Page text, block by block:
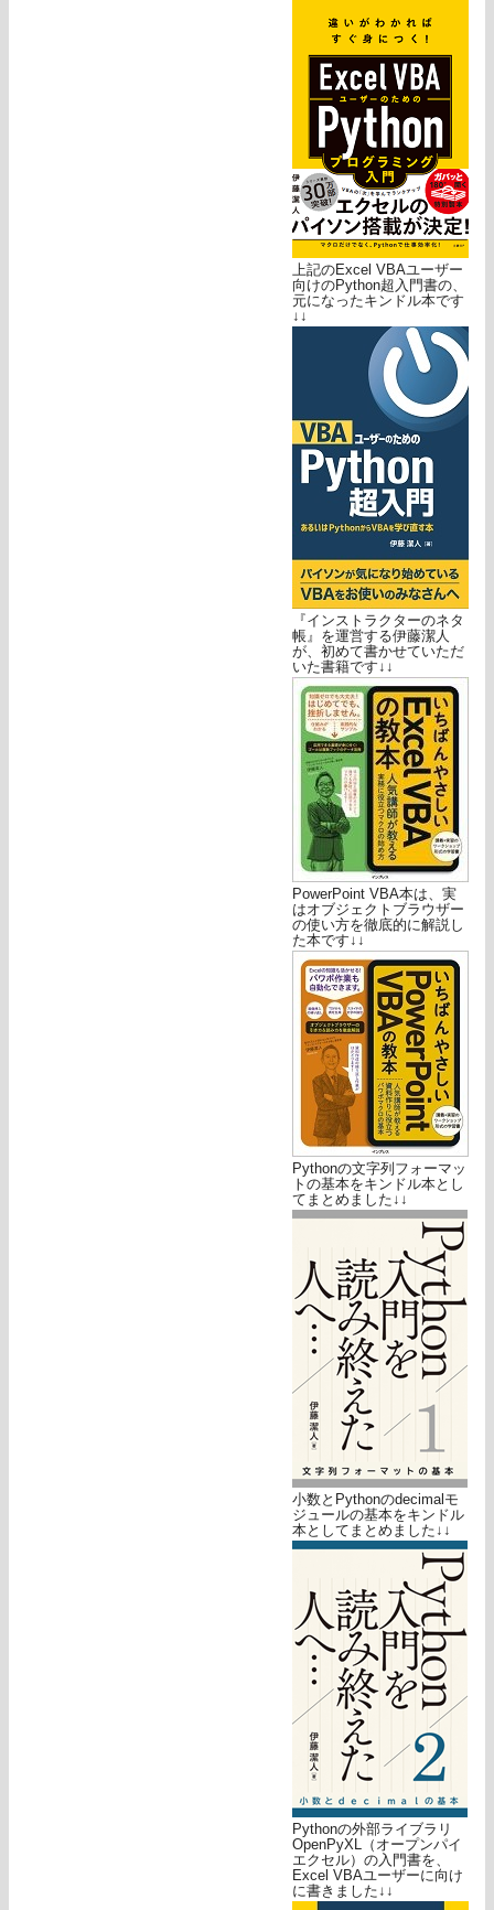
上記のExcel VBAユーザー
向けのPython超入門書の、
元になったキンドル本です
↓↓
『インストラクターのネタ
帳』を運営する伊藤潔人
が、初めて書かせていただ
いた書籍です↓↓
PowerPoint VBA本は、実
はオブジェクトブラウザー
の使い方を徹底的に解説し
た本です↓↓
Pythonの文字列フォーマッ
トの基本をキンドル本とし
てまとめました↓↓
小数とPythonのdecimalモ
ジュールの基本をキンドル
本としてまとめました↓↓
Pythonの外部ライブラリ
OpenPyXL（オープンパイ
エクセル）の入門書を、
Excel VBAユーザーに向け
に書きました↓↓